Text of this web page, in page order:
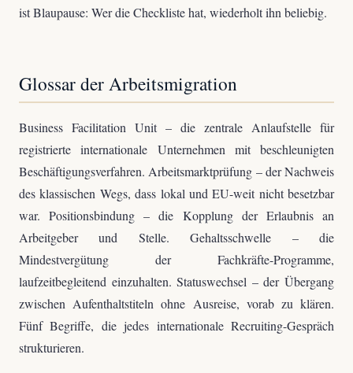
ist Blaupause: Wer die Checkliste hat, wiederholt ihn beliebig.
Glossar der Arbeitsmigration
Business Facilitation Unit – die zentrale Anlaufstelle für
registrierte internationale Unternehmen mit beschleunigten
Beschäftigungsverfahren. Arbeitsmarktprüfung – der Nachweis
des klassischen Wegs, dass lokal und EU-weit nicht besetzbar
war. Positionsbindung – die Kopplung der Erlaubnis an
Arbeitgeber und Stelle. Gehaltsschwelle – die
Mindestvergütung der Fachkräfte-Programme,
laufzeitbegleitend einzuhalten. Statuswechsel – der Übergang
zwischen Aufenthaltstiteln ohne Ausreise, vorab zu klären.
Fünf Begriffe, die jedes internationale Recruiting-Gespräch
strukturieren.